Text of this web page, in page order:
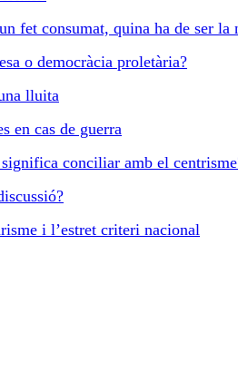
fet consumat, quina ha de ser la
o democràcia proletària?
lluita
en cas de guerra
conciliar amb el
i l’estret criteri nacional